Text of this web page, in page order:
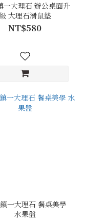
一大理石 辦公桌面升
級 大理石滑鼠墊
NT$580
一大理石 餐桌美學
水果盤